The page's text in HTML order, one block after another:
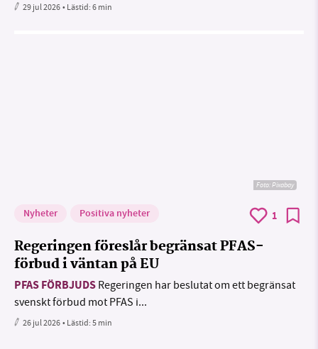
29 jul 2026• Lästid:6 min
Foto:Pixabay
Nyheter Positiva nyheter 1
Regeringen föreslår begränsat PFAS-
förbud i väntan på EU
PFAS FÖRBJUDS Regeringen har beslutat om ett begränsat
svenskt förbud mot PFAS i...
26 jul 2026• Lästid:5 min